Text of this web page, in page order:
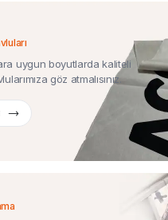
uygun boyutlarda kaliteli
göz atmalısınız.